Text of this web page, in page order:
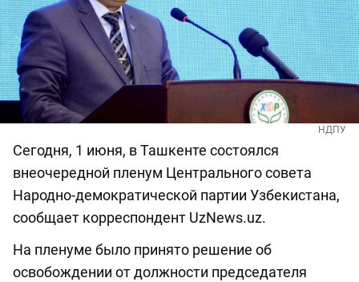
НДПУ
Сегодня, 1 июня, в Ташкенте состоялся
внеочередной пленум Центрального совета
Народно-демократической партии Узбекистана,
сообщает корреспондент UzNews.uz.
На пленуме было принято решение об
освобождении от должности председателя